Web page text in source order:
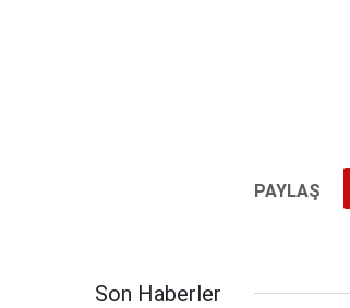
Son Haberler